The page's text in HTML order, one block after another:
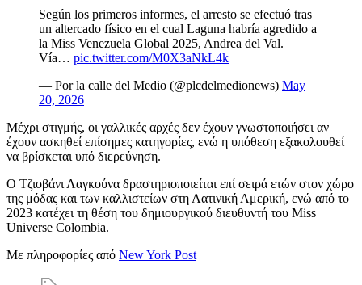
Según los primeros informes, el arresto se efectuó tras
un altercado físico en el cual Laguna habría agredido a
la Miss Venezuela Global 2025, Andrea del Val.
Vía… pic.twitter.com/M0X3aNkL4k
— Por la calle del Medio (@plcdelmedionews) May
20, 2026
Μέχρι στιγμής, οι γαλλικές αρχές δεν έχουν γνωστοποιήσει αν
έχουν ασκηθεί επίσημες κατηγορίες, ενώ η υπόθεση εξακολουθεί
να βρίσκεται υπό διερεύνηση.
Ο Τζιοβάνι Λαγκούνα δραστηριοποιείται επί σειρά ετών στον χώρο
της μόδας και των καλλιστείων στη Λατινική Αμερική, ενώ από το
2023 κατέχει τη θέση του δημιουργικού διευθυντή του Miss
Universe Colombia.
Με πληροφορίες από New York Post